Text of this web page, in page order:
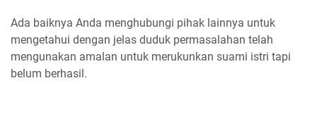
Ada baiknya Anda menghubungi pihak lainnya untuk
mengetahui dengan jelas duduk permasalahan telah
mengunakan amalan untuk merukunkan suami istri tapi
belum berhasil.